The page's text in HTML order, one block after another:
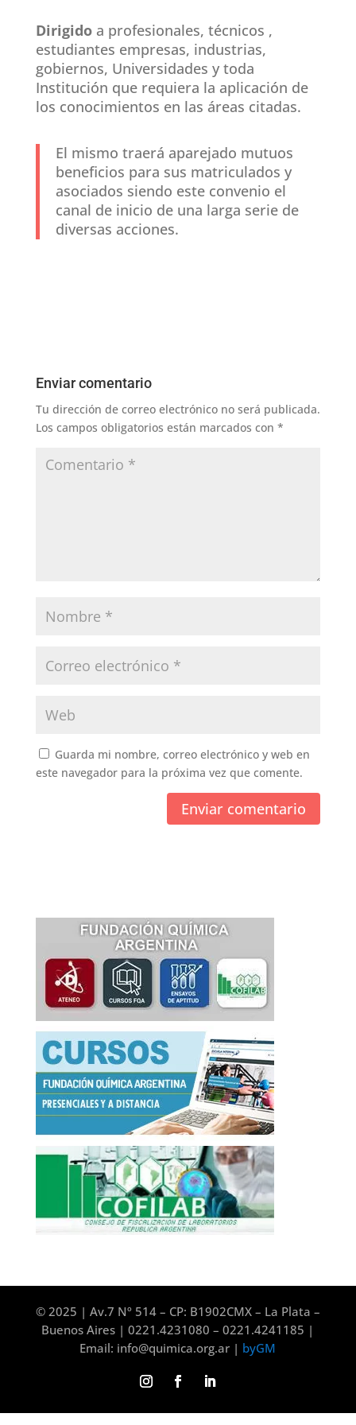
Dirigidoa profesionales, técnicos ,
estudiantes empresas, industrias,
gobiernos, Universidades y toda
Institución que requiera la aplicación de
los conocimientos en las áreas citadas.
El mismo traerá aparejado mutuos
beneficios para sus matriculados y
asociados siendo este convenio el
canal de inicio de una larga serie de
diversas acciones.
Enviar comentario
Tu dirección de correo electrónico no será publicada.
Los campos obligatorios están marcados con *
Guarda mi nombre, correo electrónico y web en
este navegador para la próxima vez que comente.
© 2025 | Av.7 Nº 514 – CP: B1902CMX – La Plata –
Buenos Aires | 0221.4231080 – 0221.4241185 |
Email: info@quimica.org.ar | byGM